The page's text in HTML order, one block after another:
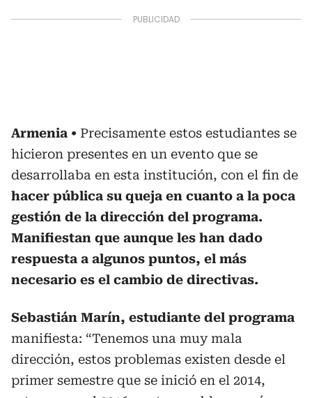
Armenia
Precisamente estos estudiantes se
hicieron presentes en un evento que se
desarrollaba en esta institución, con el fin de
hacer pública su queja en cuanto a la poca
gestión de la dirección del programa.
Manifiestan que aunque les han dado
respuesta a algunos puntos, el más
necesario es el cambio de directivas.
Sebastián Marín, estudiante del programa
manifiesta: “Tenemos una muy mala
dirección, estos problemas existen desde el
primer semestre que se inició en el 2014,